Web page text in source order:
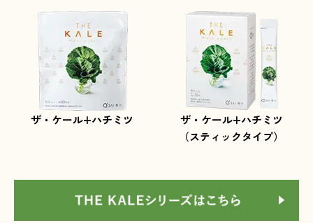
ザ・ケール+ハチミツ
ザ・ケール+ハチミツ
（スティックタイプ）